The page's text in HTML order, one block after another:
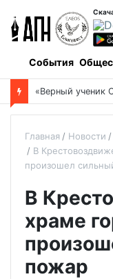
События
Главная Новости
В
произошел
В
храме
пожар